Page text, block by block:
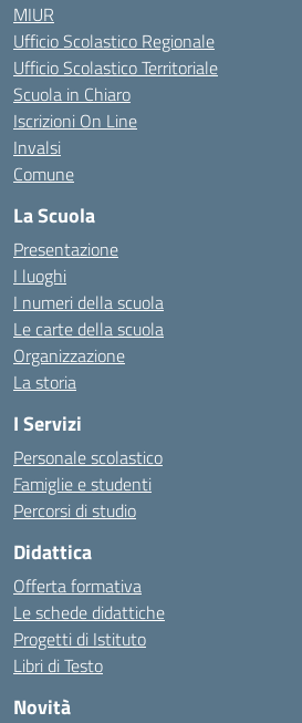
MIUR
Ufficio Scolastico Regionale
Ufficio Scolastico Territoriale
Scuola in Chiaro
Iscrizioni On Line
Invalsi
Comune
La Scuola
Presentazione
I luoghi
I numeri della scuola
Le carte della scuola
Organizzazione
La storia
I Servizi
Personale scolastico
Famiglie e studenti
Percorsi di studio
Didattica
Offerta formativa
Le schede didattiche
Progetti di Istituto
Libri di Testo
Novità